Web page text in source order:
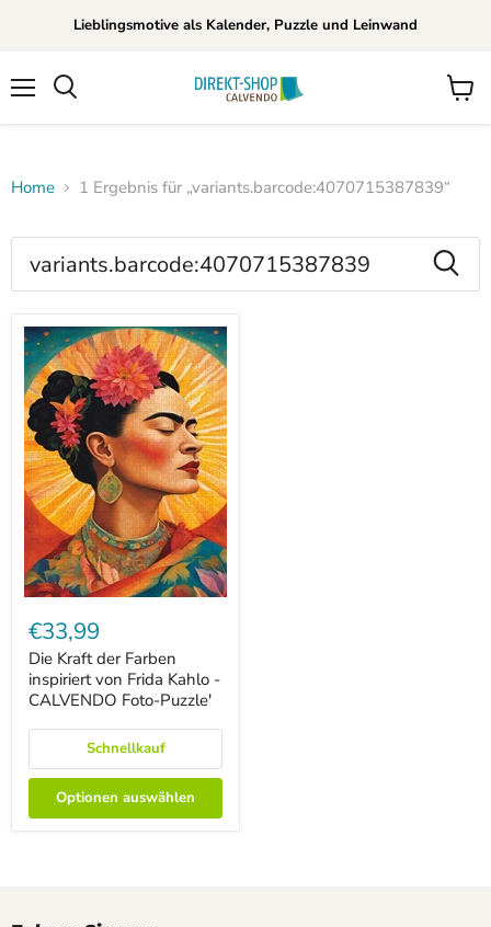
Lieblingsmotive als Kalender, Puzzle und Leinwand
Home 1 Ergebnis für „variants.barcode:4070715387839“
Suchergebnisse
für
Die
Kraft
der
Farben
inspiriert
von
Frida
Kahlo
CALVENDO
Foto-
Puzzle'
€33,99
Die Kraft der Farben
inspiriert von Frida Kahlo -
CALVENDO Foto-Puzzle'
Schnellkauf
Optionen auswählen